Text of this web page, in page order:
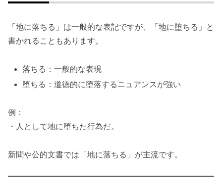
「地に落ちる」は一般的な表記ですが、「地に堕ちる」と
書かれることもあります。
落ちる：一般的な表現
堕ちる：道徳的に堕落するニュアンスが強い
例：
・人として地に堕ちた行為だ。
新聞や公的文書では「地に落ちる」が主流です。